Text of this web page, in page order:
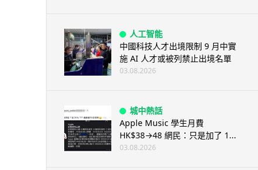
人工智能
中國科技人才出境限制 9 月中實
施 AI 人才或被列禁止出境名單
03.08.2026
城中熱話
Apple Music 學生月費
HK$38→48 網民：只是加了 1...
03.08.2026